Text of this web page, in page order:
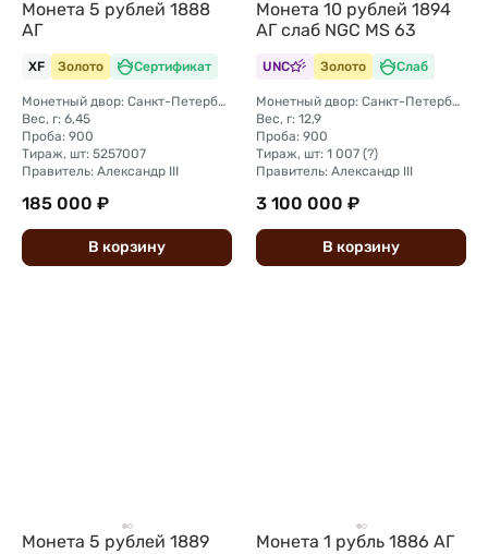
Монета 5 рублей 1888
АГ
XF Золото Сертификат
Монетный двор: Санкт-Петербургский монетный двор
Вес, г: 6,45
Проба: 900
Тираж, шт: 5257007
Правитель: Александр III
185 000 ₽
В корзину
Монета 10 рублей 1894
АГ слаб NGC MS 63
UNC Золото Слаб
Монетный двор: Санкт-Петербургский монетный двор
Вес, г: 12,9
Проба: 900
Тираж, шт: 1 007 (?)
Правитель: Александр III
3 100 000 ₽
В корзину
Монета 5 рублей 1889
Монета 1 рубль 1886 АГ